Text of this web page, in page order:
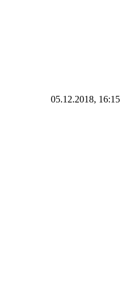
05.12.2018, 16:15